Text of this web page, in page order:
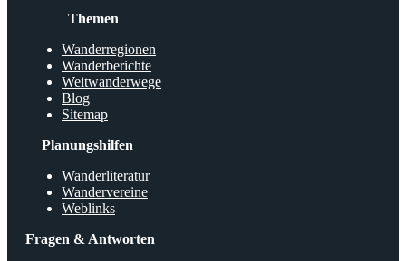
Themen
Wanderregionen
Wanderberichte
Weitwanderwege
Blog
Sitemap
Planungshilfen
Wanderliteratur
Wandervereine
Weblinks
Fragen & Antworten